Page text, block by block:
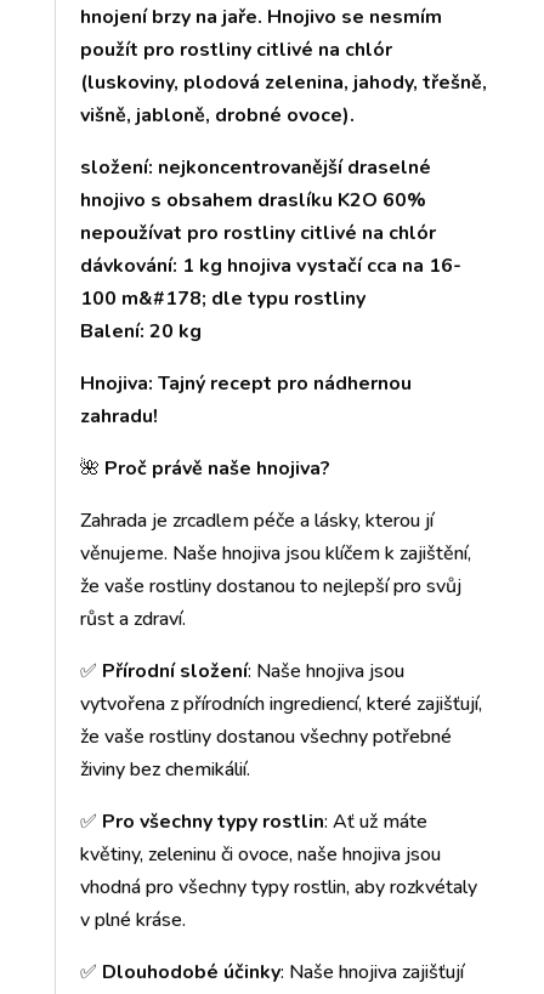
hnojení brzy na jaře. Hnojivo se nesmím
použít pro rostliny citlivé na chlór
(luskoviny, plodová zelenina, jahody, třešně,
višně, jabloně, drobné ovoce).
složení: nejkoncentrovanější draselné
hnojivo s obsahem draslíku K2O 60%
nepoužívat pro rostliny citlivé na chlór
dávkování: 1 kg hnojiva vystačí cca na 16-
100 m&#178; dle typu rostliny
Balení: 20 kg
Hnojiva: Tajný recept pro nádhernou
zahradu!
🌺 Proč právě naše hnojiva?
Zahrada je zrcadlem péče a lásky, kterou jí
věnujeme. Naše hnojiva jsou klíčem k zajištění,
že vaše rostliny dostanou to nejlepší pro svůj
růst a zdraví.
✅ Přírodní složení: Naše hnojiva jsou
vytvořena z přírodních ingrediencí, které zajišťují,
že vaše rostliny dostanou všechny potřebné
živiny bez chemikálií.
✅ Pro všechny typy rostlin: Ať už máte
květiny, zeleninu či ovoce, naše hnojiva jsou
vhodná pro všechny typy rostlin, aby rozkvétaly
v plné kráse.
✅ Dlouhodobé účinky: Naše hnojiva zajišťují